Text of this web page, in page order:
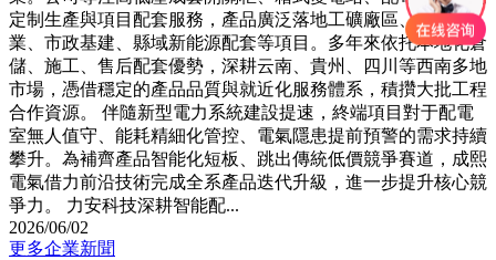
定制生產與項目配套服務，產品廣泛落地工礦廠區、地產商
業、市政基建、縣域新能源配套等項目。多年來依托本地化倉
儲、施工、售后配套優勢，深耕云南、貴州、四川等西南多地
市場，憑借穩定的產品品質與就近化服務體系，積攢大批工程
合作資源。 伴隨新型電力系統建設提速，終端項目對于配電
室無人值守、能耗精細化管控、電氣隱患提前預警的需求持續
攀升。為補齊產品智能化短板、跳出傳統低價競爭賽道，成熙
電氣借力前沿技術完成全系產品迭代升級，進一步提升核心競
爭力。 力安科技深耕智能配...
2026/06/02
更多企業新聞